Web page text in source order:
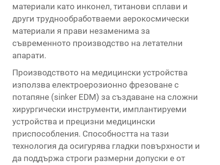
материали като инконел, титанови сплави и
други труднообработваеми аерокосмически
материали я прави незаменима за
съвременното производство на летателни
апарати.
Производството на медицински устройства
използва електроерозионно фрезоване с
потапяне (sinker EDM) за създаване на сложни
хирургически инструменти, имплантируеми
устройства и прецизни медицински
приспособления. Способността на тази
технология да осигурява гладки повърхности и
да поддържа строги размерни допуски е от